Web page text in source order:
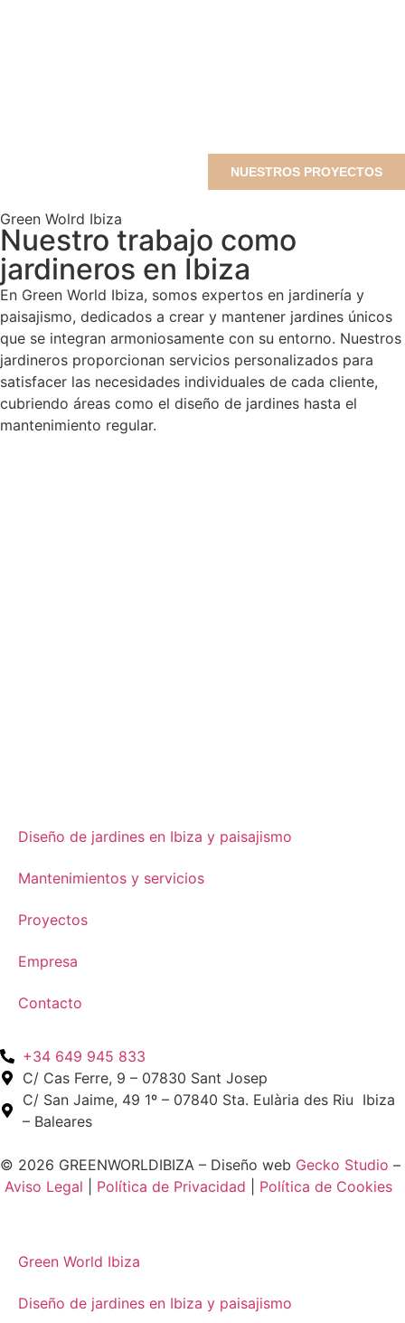
NUESTROS PROYECTOS
Green Wolrd Ibiza
Nuestro trabajo como
jardineros en Ibiza
En Green World Ibiza, somos expertos en jardinería y
paisajismo, dedicados a crear y mantener jardines únicos
que se integran armoniosamente con su entorno. Nuestros
jardineros proporcionan servicios personalizados para
satisfacer las necesidades individuales de cada cliente,
cubriendo áreas como el diseño de jardines hasta el
mantenimiento regular.
Diseño de jardines en Ibiza y paisajismo
Mantenimientos y servicios
Proyectos
Empresa
Contacto
+34 649 945 833
C/ Cas Ferre, 9 – 07830 Sant Josep
C/ San Jaime, 49 1º – 07840 Sta. Eulària des Riu Ibiza
– Baleares
© 2026 GREENWORLDIBIZA – Diseño web Gecko Studio –
Aviso Legal
Política de Privacidad Política de Cookies
Green World Ibiza
Diseño de jardines en Ibiza y paisajismo